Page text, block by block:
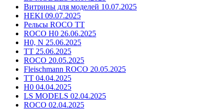
Витрины для моделей 10.07.2025
HEKI 09.07.2025
Рельсы ROCO TT
ROCO H0 26.06.2025
H0, N 25.06.2025
TT 25.06.2025
ROCO 20.05.2025
Fleischmann ROCO 20.05.2025
TT 04.04.2025
H0 04.04.2025
LS MODELS 02.04.2025
ROCO 02.04.2025